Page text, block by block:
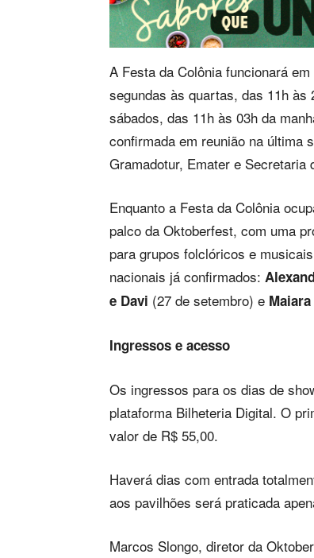
A Festa da Colônia funcionará
segundas às quartas, das 11h
sábados, das 11h às 03h da
confirmada em reunião na última
Gramadotur, Emater e Secretaria
Enquanto a Festa da Colônia
palco da Oktoberfest, com uma
para grupos folclóricos e
nacionais já confirmados:
e Davi (27 de setembro) e
Ingressos e acesso
Os ingressos para os dias de
plataforma Bilheteria Digital. O
valor de R$ 55,00.
Haverá dias com entrada
aos pavilhões será praticada
Marcos Slongo, diretor da